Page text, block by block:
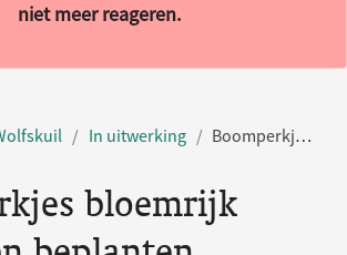
niet meer reageren.
In uitwerking Boomperkjes bloemrijk maken en beplanten
bloemrijk